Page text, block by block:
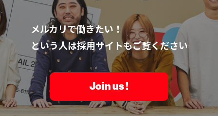
メルカリで働きたい！
という人は採用サイトもご覧ください
Join us !